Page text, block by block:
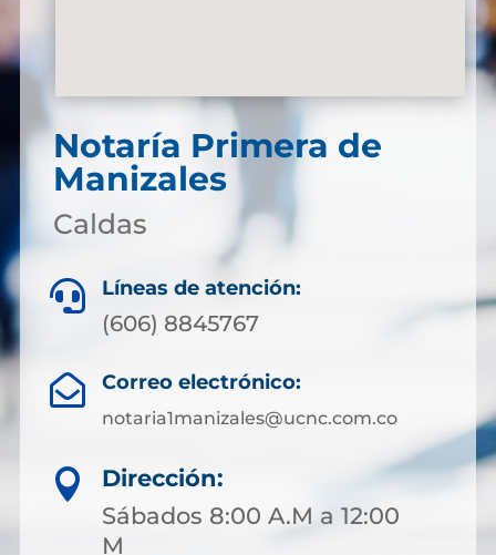
Notaría Primera de
Manizales
Caldas
 Líneas de atención:
(606) 8845767
 Correo electrónico:
notaria1manizales@ucnc.com.co

Dirección:
Sábados 8:00 A.M a 12:00
M